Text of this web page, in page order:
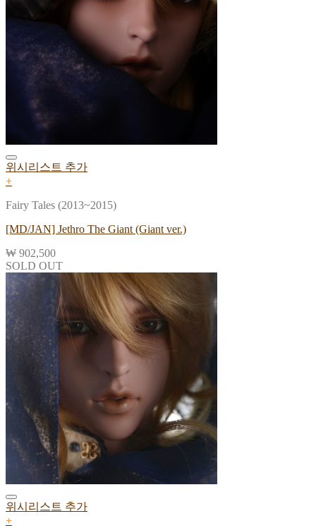
위시리스트 추가
+
Fairy Tales (2013~2015)
[MD/JAN] Jethro The Giant (Giant ver.)
₩ 902,500
SOLD OUT
위시리스트 추가
+